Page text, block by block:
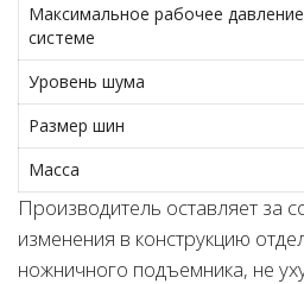
Максимальное рабочее
системе
Уровень шума
Размер шин
Масса
Производитель оставляет за
изменения в конструкцию
ножничного подъемника, не